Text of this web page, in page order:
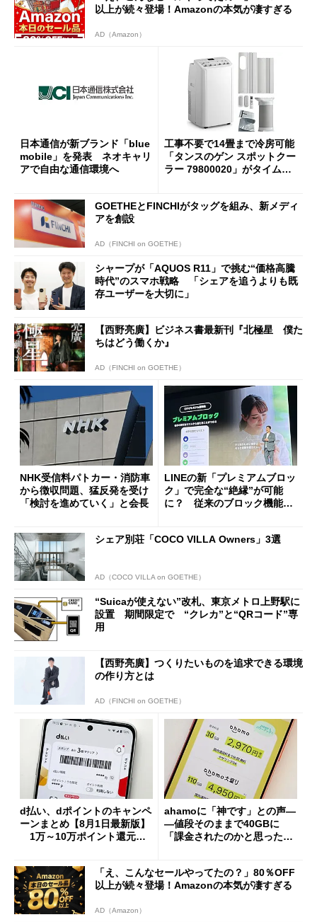
以上が続々登場！Amazonの本気が凄すぎる
AD（Amazon）
日本通信が新ブランド「blue
mobile」を発表 ネオキャリ
アで自由な通信環境へ
工事不要で14畳まで冷房可能
「タンスのゲン スポットクー
ラー 79800020」がタイムセ
GOETHEとFINCHIがタッグを組み、新メディ
アを創設
AD（FINCHI on GOETHE）
シャープが「AQUOS R11」で挑む“価格高騰
時代”のスマホ戦略 「シェアを追うよりも既
存ユーザーを大切に」
【西野亮廣】ビジネス書最新刊『北極星 僕た
ちはどう働くか』
AD（FINCHI on GOETHE）
NHK受信料パトカー・消防車
から徴収問題、猛反発を受け
「検討を進めていく」と会長
LINEの新「プレミアムブロッ
ク」で完全な“絶縁”が可能
に？ 従来のブロック機能と
シェア別荘「COCO VILLA Owners」3選
AD（COCO VILLA on GOETHE）
“Suicaが使えない”改札、東京メトロ上野駅に
設置 期間限定で “クレカ”と“QRコード”専
用
【西野亮廣】つくりたいものを追求できる環境
の作り方とは
AD（FINCHI on GOETHE）
d払い、dポイントのキャンペ
ーンまとめ【8月1日最新版】
1万～10万ポイント還元の
ahamoに「神です」との声―
―値段そのままで40GBに
「課金されたのかと思った」
「え、こんなセールやってたの？」80％OFF
以上が続々登場！Amazonの本気が凄すぎる
AD（Amazon）